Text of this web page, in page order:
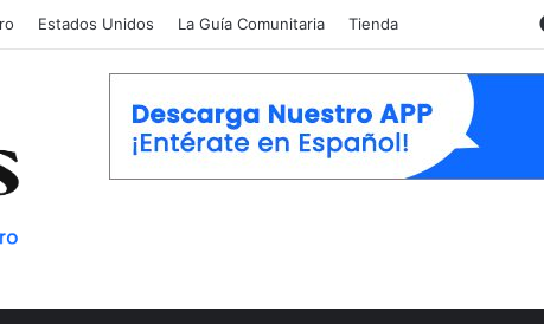
Estados Unidos La Guía Comunitaria Tienda